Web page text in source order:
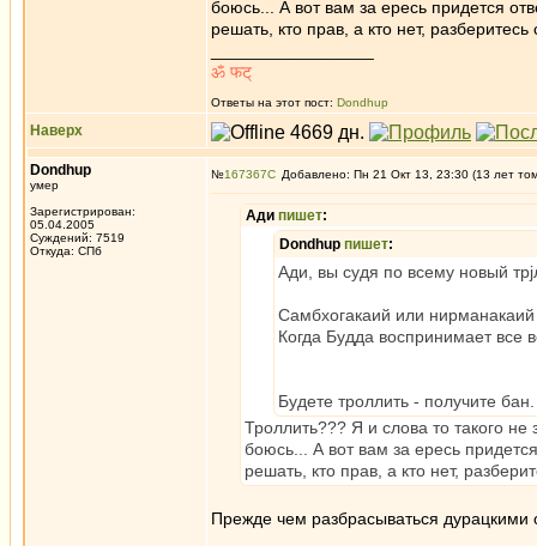
боюсь... А вот вам за ересь придется
решать, кто прав, а кто нет,
ॐ फट‍्
Ответы на этот пост: Dondhup
Наверх
Dondhup
умер
Зарегистрирован:
05.04.2005
Суждений: 7519
Откуда: СПб
№167367 Добавлено: Пн 21 Окт 13, 23:30 (13 лет
Ади пишет:
Dondhup пишет:
Ади, вы судя по всему новый
Самбхогакаий или
Когда Будда воспринимает все
Будете троллить - получите бан.
Троллить??? Я и слова то такого
боюсь... А вот вам за ересь
решать, кто прав, а кто нет,
Прежде чем разбрасываться